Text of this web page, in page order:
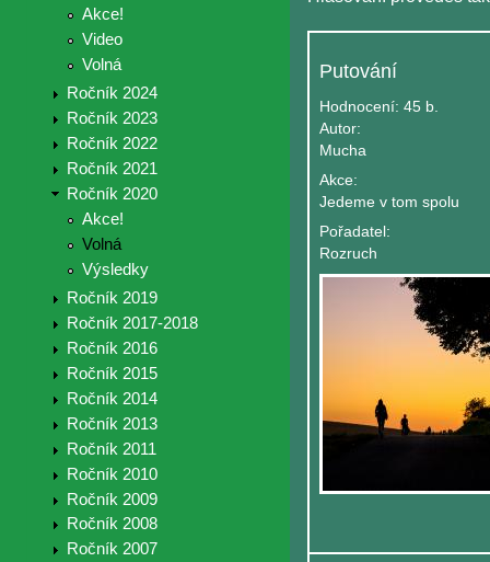
Akce!
Video
Volná
Ročník 2024
Ročník 2023
Ročník 2022
Ročník 2021
Ročník 2020
Akce!
Volná
Výsledky
Ročník 2019
Ročník 2017-2018
Ročník 2016
Ročník 2015
Ročník 2014
Ročník 2013
Ročník 2011
Ročník 2010
Ročník 2009
Ročník 2008
Ročník 2007
Putování
Hodnocení: 45 b.
Autor:
Mucha
Akce:
Jedeme v tom spolu
Pořadatel:
Rozruch